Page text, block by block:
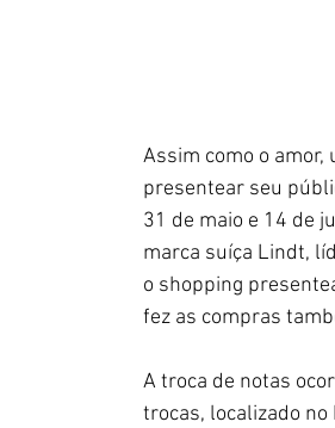
Assim como o
presentear seu
31 de maio e 14 de
marca suíça Lindt,
o shopping
fez as compras
A troca de notas
trocas, localizado no